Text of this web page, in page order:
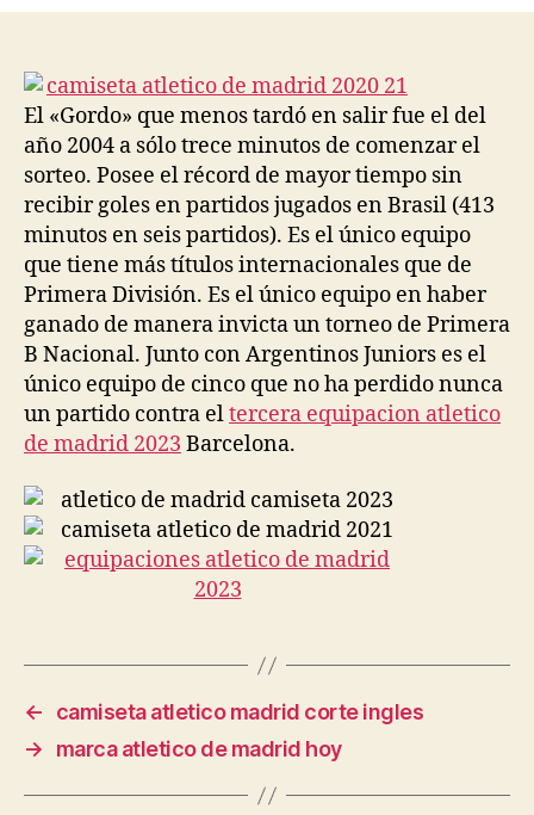
El «Gordo» que menos tardó en salir fue el del
año 2004 a sólo trece minutos de comenzar el
sorteo. Posee el récord de mayor tiempo sin
recibir goles en partidos jugados en Brasil (413
minutos en seis partidos). Es el único equipo
que tiene más títulos internacionales que de
Primera División. Es el único equipo en haber
ganado de manera invicta un torneo de Primera
B Nacional. Junto con Argentinos Juniors es el
único equipo de cinco que no ha perdido nunca
un partido contra eltercera equipacion atletico
de madrid 2023 Barcelona.
←
camiseta atletico madrid corte ingles
→
marca atletico de madrid hoy